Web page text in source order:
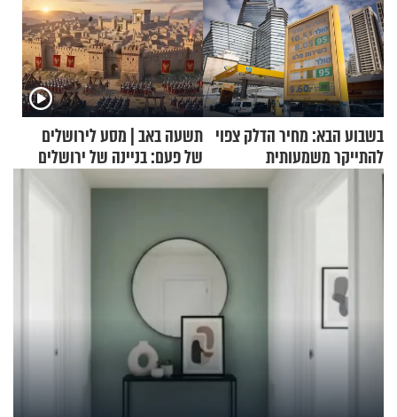
בשבוע הבא: מחיר הדלק צפוי
להתייקר משמעותית
תשעה באב | מסע לירושלים
של פעם: בניינה של ירושלים